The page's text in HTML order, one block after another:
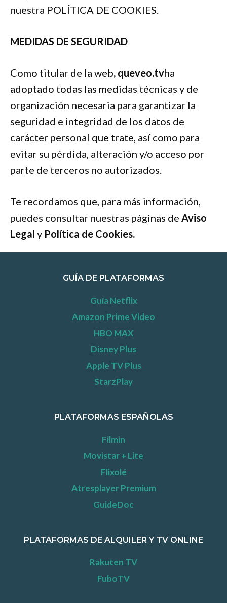
nuestra POLÍTICA DE COOKIES.
MEDIDAS DE SEGURIDAD
Como titular de la web, queveo.tvha
adoptado todas las medidas técnicas y de
organización necesaria para garantizar la
seguridad e integridad de los datos de
carácter personal que trate, así como para
evitar su pérdida, alteración y/o acceso por
parte de terceros no autorizados.
Te recordamos que, para más información,
puedes consultar nuestras páginas de Aviso
Legal y Política de Cookies.
GUÍA DE PLATAFORMAS
Guía Netflix
Amazon Prime Video
HBO MAX
Disney Plus
Apple TV Plus
StarzPlay
PLATAFORMAS ESPAÑOLAS
Filmin
Movistar + Lite
Flixolé
Atresplayer Premium
GuideDoc
PLATAFORMAS DE ALQUILER Y TV ONLINE
Rakuten TV
FuboTV